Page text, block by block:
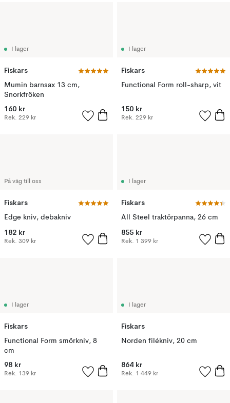
I lager
Fiskars
Mumin barnsax 13 cm,
Snorkfröken
160 kr
Rek. 229 kr
I lager
Fiskars
Functional Form roll-sharp, vit
150 kr
Rek. 229 kr
På väg till oss
Fiskars
Edge kniv, debakniv
182 kr
Rek. 309 kr
I lager
Fiskars
All Steel traktörpanna, 26 cm
855 kr
Rek. 1 399 kr
I lager
Fiskars
Functional Form smörkniv, 8
cm
98 kr
Rek. 139 kr
I lager
Fiskars
Norden filékniv, 20 cm
864 kr
Rek. 1 449 kr